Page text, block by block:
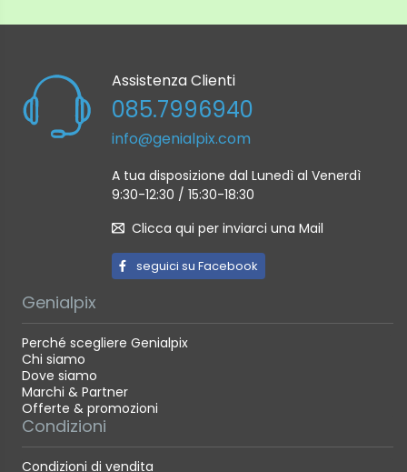
Assistenza Clienti
085.7996940
info@genialpix.com
A tua disposizione dal Lunedì al Venerdì
9:30-12:30 / 15:30-18:30
Clicca qui per inviarci una Mail
seguici su Facebook
Genialpix
Perché scegliere Genialpix
Chi siamo
Dove siamo
Marchi & Partner
Offerte & promozioni
Condizioni
Condizioni di vendita